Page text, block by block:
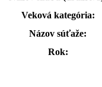
Názov súťaže:
Rok: